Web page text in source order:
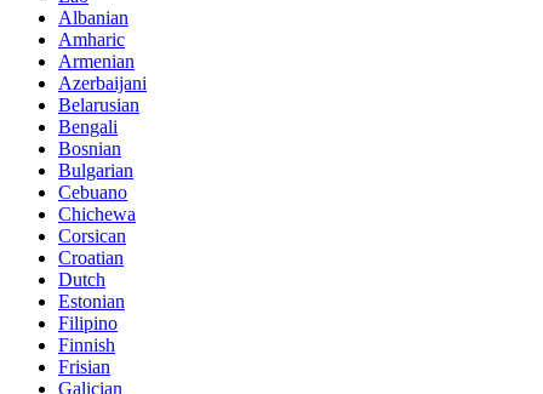
Albanian
Amharic
Armenian
Azerbaijani
Belarusian
Bengali
Bosnian
Bulgarian
Cebuano
Chichewa
Corsican
Croatian
Dutch
Estonian
Filipino
Finnish
Frisian
Galician